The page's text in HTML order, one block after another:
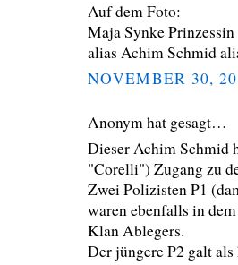
Auf dem Foto:
Maja Synke
alias Achim Schmid
NOVEMBER 30,
Anonym hat gesagt…
Dieser Achim Schmid
"Corelli") Zugang zu
Zwei Polizisten P1
waren ebenfalls in
Klan Ablegers.
Der jüngere P2 galt